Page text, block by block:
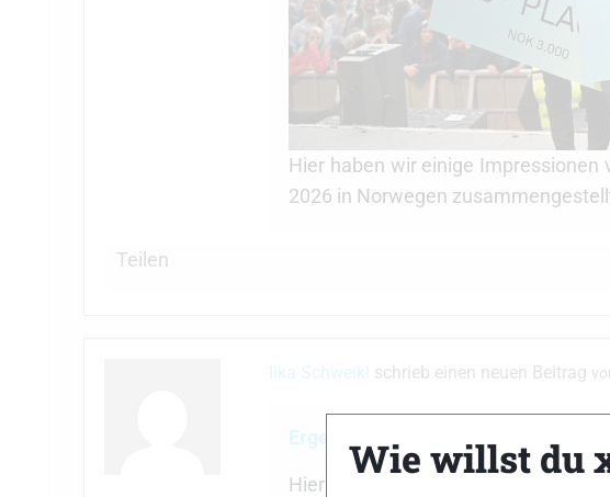
Hier haben wir einige Impressionen
2026 in Norwegen
Teilen
Ilka Schweikl schrieb einen neuen Beitrag
Hier sind die Ergebnisse der
Wie willst du